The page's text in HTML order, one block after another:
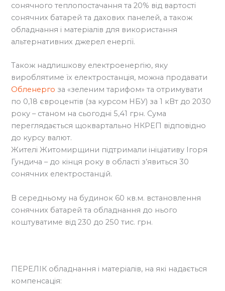
сонячного теплопостачання та 20% від вартості
сонячних батарей та дахових панелей, а також
обладнання і матеріалів для використання
альтернативних джерел енергії.
Також надлишкову електроенергію, яку
вироблятиме їх електростанція, можна продавати
Обленерго за «зеленим тарифом» та отримувати
по 0,18 євроцентів (за курсом НБУ) за 1 кВт до 2030
року – станом на сьогодні 5,41 грн. Сума
переглядається щоквартально НКРЕП відповідно
до курсу валют.
Жителі Житомирщини підтримали ініціативу Ігоря
Гундича – до кінця року в області з’явиться 30
сонячних електростанцій.
В середньому на будинок 60 кв.м. встановлення
сонячних батарей та обладнання до нього
коштуватиме від 230 до 250 тис. грн.
ПЕРЕЛІК обладнання і матеріалів, на які надається
компенсація: